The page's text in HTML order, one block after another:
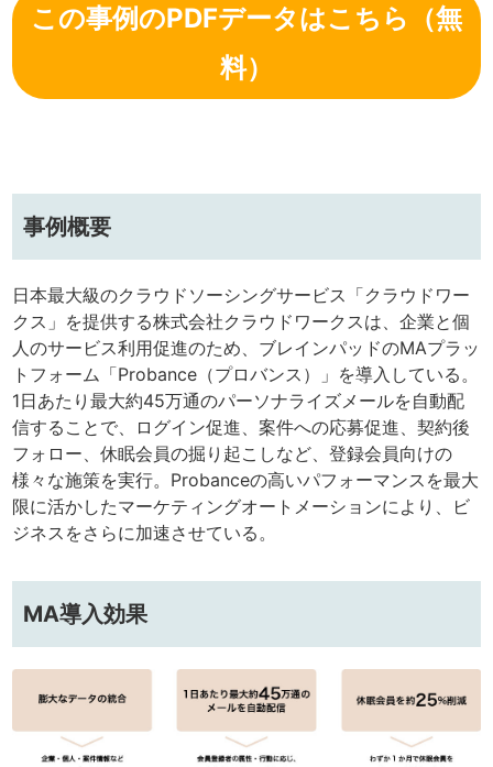
この事例のPDFデータはこちら（無
料）
事例概要
日本最大級のクラウドソーシングサービス「クラウドワー
クス」を提供する株式会社クラウドワークスは、企業と個
人のサービス利用促進のため、ブレインパッドのMAプラッ
トフォーム「Probance（プロバンス）」を導入している。
1日あたり最大約45万通のパーソナライズメールを自動配
信することで、ログイン促進、案件への応募促進、契約後
フォロー、休眠会員の掘り起こしなど、登録会員向けの
様々な施策を実行。Probanceの高いパフォーマンスを最大
限に活かしたマーケティングオートメーションにより、ビ
ジネスをさらに加速させている。
MA導入効果